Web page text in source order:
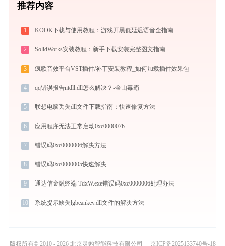
推荐内容
1 KOOK下载与使用教程：游戏开黑低延迟语音全指南
2 SolidWorks安装教程：新手下载安装完整图文指南
3 疯歌音效平台VST插件/补丁安装教程_如何加载插件效果包
4 qq错误报告ntdll.dll怎么解决？-金山毒霸
5 联想电脑丢失dll文件下载指南：快速修复方法
6 应用程序无法正常启动0xc000007b
7 错误码0xc0000006解决方法
8 错误码0xc0000005快速解决
9 通达信金融终端 TdxW.exe错误码0xc0000006处理办法
10 系统提示缺失lgbeankey.dll文件的解决方法
版权所有© 2010 - 2026 北京灵豹智能科技有限公司 京ICP备2025133740号-18